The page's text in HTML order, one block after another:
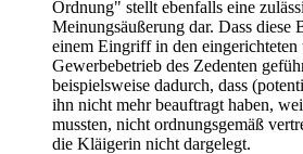
Ordnung" stellt ebenfalls eine
Meinungsäußerung dar. Dass diese
einem Eingriff in den eingerichteten
Gewerbebetrieb des Zedenten
beispielsweise dadurch, dass
ihn nicht mehr beauftragt haben,
mussten, nicht ordnungsgemäß
die Kläigerin nicht dargelegt.